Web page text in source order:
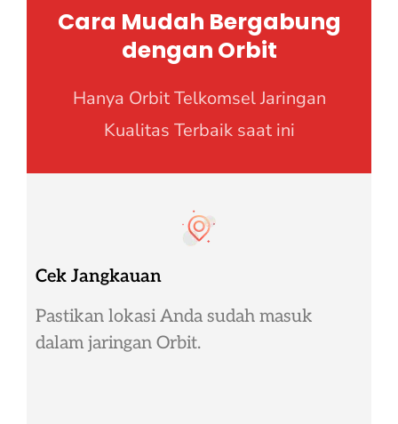
Cara Mudah Bergabung
dengan Orbit
Hanya Orbit Telkomsel Jaringan
Kualitas Terbaik saat ini
Cek Jangkauan
Pastikan lokasi Anda sudah masuk
dalam jaringan Orbit.